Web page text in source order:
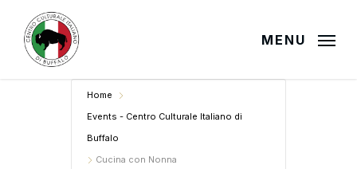
main
MENU
Home
Events - Centro Culturale Italiano di
Buffalo
Cucina con Nonna